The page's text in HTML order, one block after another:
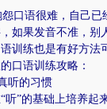
口语很难，自己已
如果发音不准，
训练也是有好方
口语训练攻略：
的习惯
基础上培养起来